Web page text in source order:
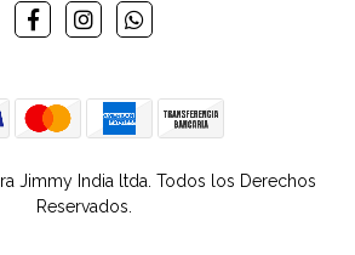
Jimmy India ltda. Todos los Derechos
Reservados.